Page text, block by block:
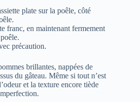
aux pommes à la poêle
fourest meilleur lorsqu’il est
les pommes sont encore
tous ses arômes.
généreuses pour un dessert ou un
une boule de glace à la
ou une cuillerée de crème